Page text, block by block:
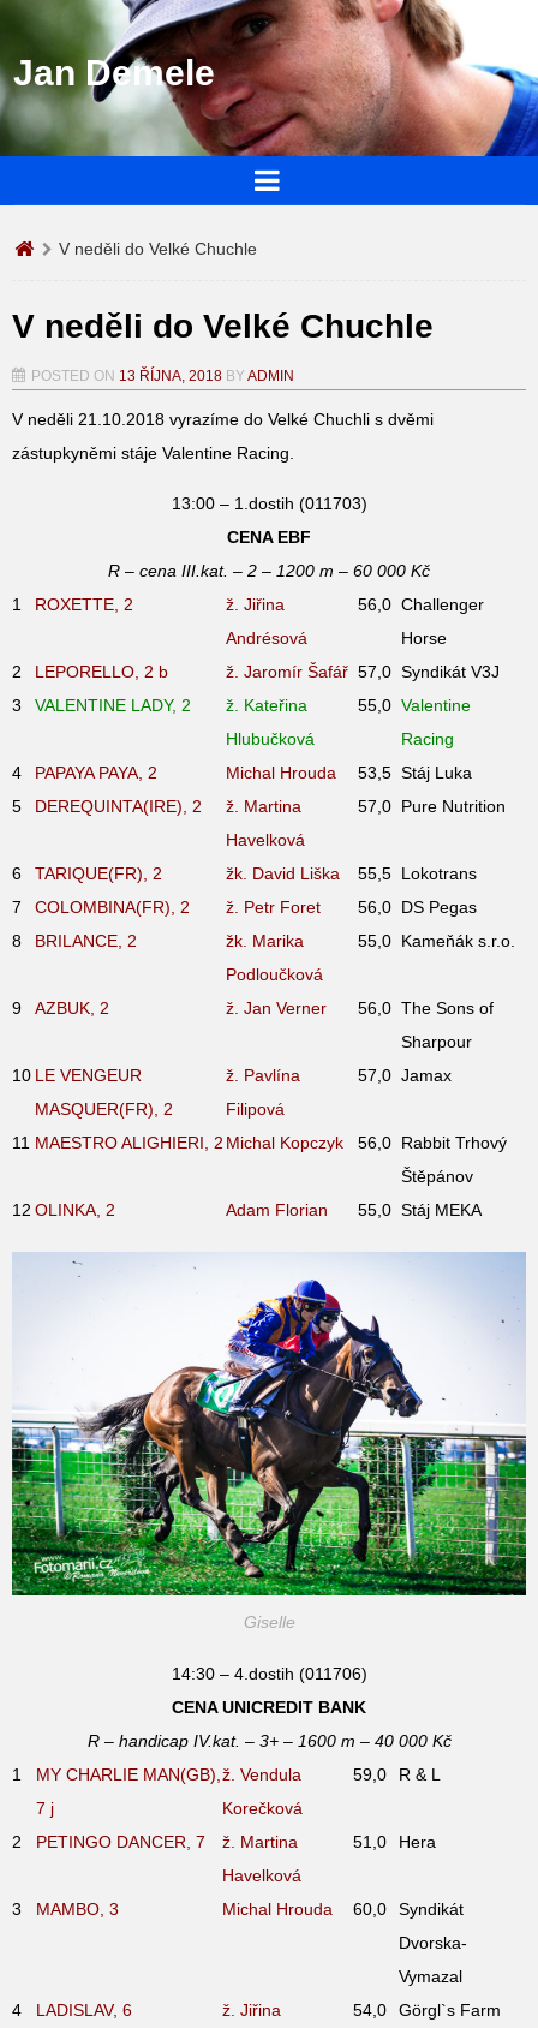
Jan Demele
V neděli do Velké Chuchle
V neděli do Velké Chuchle
POSTED ON 13 ŘÍJNA, 2018 BYADMIN
V neděli 21.10.2018 vyrazíme do Velké Chuchli s dvěmi
zástupkyněmi stáje Valentine Racing.
13:00 – 1.dostih (011703)
CENA EBF
R – cena III.kat. – 2 – 1200 m – 60 000 Kč
1
ROXETTE, 2
ž. Jiřina
Andrésová
56,0 Challenger
Horse
2
LEPORELLO, 2 b ž. Jaromír Šafář 57,0 Syndikát V3J
3
VALENTINE LADY, 2
ž. Kateřina
Hlubučková
55,0 Valentine
Racing
4
PAPAYA PAYA, 2 Michal Hrouda 53,5 Stáj Luka
5
DEREQUINTA(IRE), 2
ž. Martina
Havelková
57,0 Pure Nutrition
6 TARIQUE(FR), 2 žk. David Liška 55,5 Lokotrans
7
COLOMBINA(FR), 2 ž. Petr Foret 56,0 DS Pegas
8
BRILANCE, 2
žk. Marika
Podloučková
55,0 Kameňák s.r.o.
9 AZBUK, 2 ž. Jan Verner 56,0 The Sons of
Sharpour
10 LE VENGEUR
MASQUER(FR), 2
ž. Pavlína
Filipová
57,0 Jamax
11 MAESTRO ALIGHIERI, 2 Michal Kopczyk 56,0 Rabbit Trhový
Štěpánov
12 OLINKA, 2 Adam Florian 55,0 Stáj MEKA
Giselle
14:30 – 4.dostih (011706)
CENA UNICREDIT BANK
R – handicap IV.kat. – 3+ – 1600 m – 40 000 Kč
1
MY CHARLIE MAN(GB),
7 j
ž. Vendula
Korečková
59,0 R & L
2 PETINGO DANCER, 7
ž. Martina
Havelková
51,0 Hera
3 MAMBO, 3 Michal Hrouda 60,0
Syndikát
Dvorska-
Vymazal
4
LADISLAV, 6
ž. Jiřina
54,0 Görgl`s Farm